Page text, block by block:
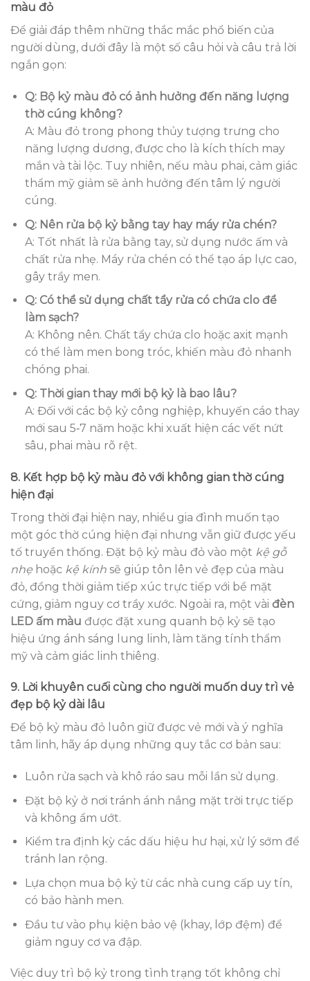
màu đỏ
Để giải đáp thêm những thắc mắc phổ biến của
người dùng, dưới đây là một số câu hỏi và câu trả lời
ngắn gọn:
Q: Bộ kỷ màu đỏ có ảnh hưởng đến năng lượng
thờ cúng không?
A: Màu đỏ trong phong thủy tượng trưng cho
năng lượng dương, được cho là kích thích may
mắn và tài lộc. Tuy nhiên, nếu màu phai, cảm giác
thẩm mỹ giảm sẽ ảnh hưởng đến tâm lý người
cúng.
Q: Nên rửa bộ kỷ bằng tay hay máy rửa chén?
A: Tốt nhất là rửa bằng tay, sử dụng nước ấm và
chất rửa nhẹ. Máy rửa chén có thể tạo áp lực cao,
gây trầy men.
Q: Có thể sử dụng chất tẩy rửa có chứa clo để
làm sạch?
A: Không nên. Chất tẩy chứa clo hoặc axit mạnh
có thể làm men bong tróc, khiến màu đỏ nhanh
chóng phai.
Q: Thời gian thay mới bộ kỷ là bao lâu?
A: Đối với các bộ kỷ công nghiệp, khuyến cáo thay
mới sau 5‑7 năm hoặc khi xuất hiện các vết nứt
sâu, phai màu rõ rệt.
8. Kết hợp bộ kỷ màu đỏ với không gian thờ cúng
hiện đại
Trong thời đại hiện nay, nhiều gia đình muốn tạo
một góc thờ cúng hiện đại nhưng vẫn giữ được yếu
tố truyền thống. Đặt bộ kỷ màu đỏ vào một kệ gỗ
nhẹ hoặc kệ kính sẽ giúp tôn lên vẻ đẹp của màu
đỏ, đồng thời giảm tiếp xúc trực tiếp với bề mặt
cứng, giảm nguy cơ trầy xước. Ngoài ra, một vài đèn
LED ấm màu được đặt xung quanh bộ kỷ sẽ tạo
hiệu ứng ánh sáng lung linh, làm tăng tính thẩm
mỹ và cảm giác linh thiêng.
9. Lời khuyên cuối cùng cho người muốn duy trì vẻ
đẹp bộ kỷ dài lâu
Để bộ kỷ màu đỏ luôn giữ được vẻ mới và ý nghĩa
tâm linh, hãy áp dụng những quy tắc cơ bản sau:
Luôn rửa sạch và khô ráo sau mỗi lần sử dụng.
Đặt bộ kỷ ở nơi tránh ánh nắng mặt trời trực tiếp
và không ẩm ướt.
Kiểm tra định kỳ các dấu hiệu hư hại, xử lý sớm để
tránh lan rộng.
Lựa chọn mua bộ kỷ từ các nhà cung cấp uy tín,
có bảo hành men.
Đầu tư vào phụ kiện bảo vệ (khay, lớp đệm) để
giảm nguy cơ va đập.
Việc duy trì bộ kỷ trong tình trạng tốt không chỉ